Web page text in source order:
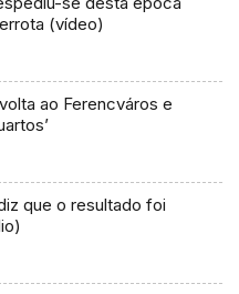
(vídeo)
ao Ferencváros e
que o resultado foi